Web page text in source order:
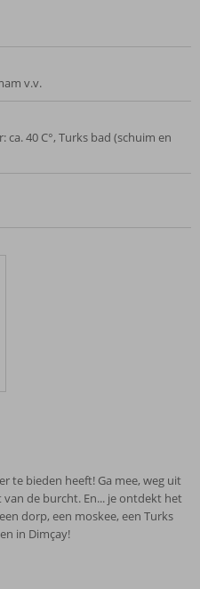
v.v.
ca. 40 C°, Turks bad (schuim en
te bieden heeft! Ga mee, weg uit
de burcht. En... je ontdekt het
dorp, een moskee, een Turks
in Dimçay!